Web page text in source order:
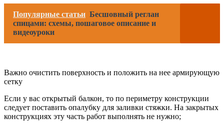
Популярные статьи Бесшовный реглан
спицами: схемы, пошаговое описание и
видеоуроки
Важно очистить поверхность и положить на нее армирующую
сетку
Если у вас открытый балкон, то по периметру конструкции
следует поставить опалубку для заливки стяжки. На закрытых
конструкциях эту часть работ выполнять не нужно;